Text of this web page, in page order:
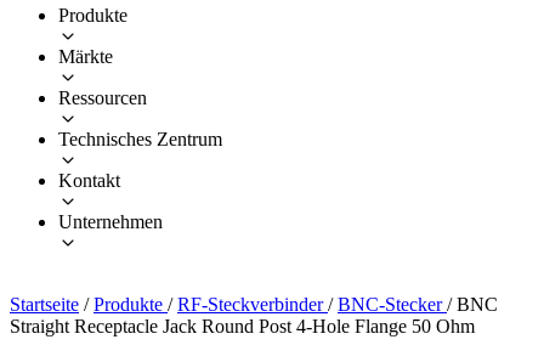
Produkte
Märkte
Ressourcen
Technisches Zentrum
Kontakt
Unternehmen
Startseite / Produkte / RF-Steckverbinder/ BNC-Stecker/ BNC
Straight Receptacle Jack Round Post 4-Hole Flange 50 Ohm